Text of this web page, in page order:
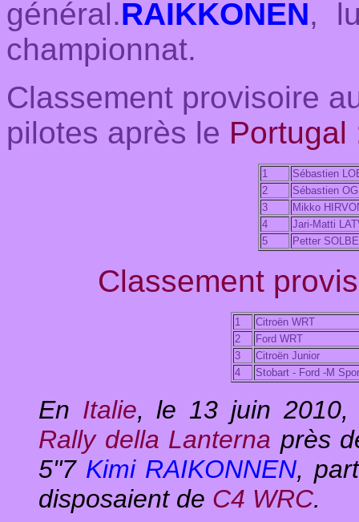
général.RAIKKONEN,
championnat.
Classement provisoire
pilotes après le Portugal
1
Sébastien
2
Sébastien
3
Mikko
4
Jari-Matti
5
Petter
Classement
1
Citroën WRT
2
Ford WRT
3
Citroën Junior
4
Stobart - Ford -M
En Italie, le 13 juin
Rally della Lanterna près
5"7 Kimi RAIKONNEN,
disposaient de C4 WRC.